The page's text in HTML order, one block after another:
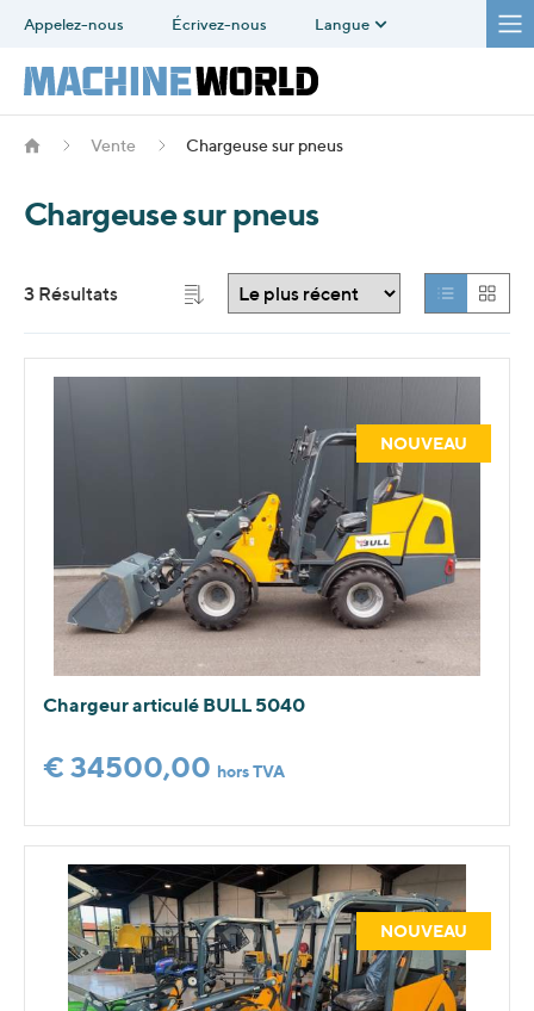
Appelez-nous Écrivez-nous Langue
Vente Chargeuse sur pneus
Chargeuse sur pneus
3 Résultats
NOUVEAU
Chargeur articulé BULL 5040
€ 34500,00 hors TVA
NOUVEAU